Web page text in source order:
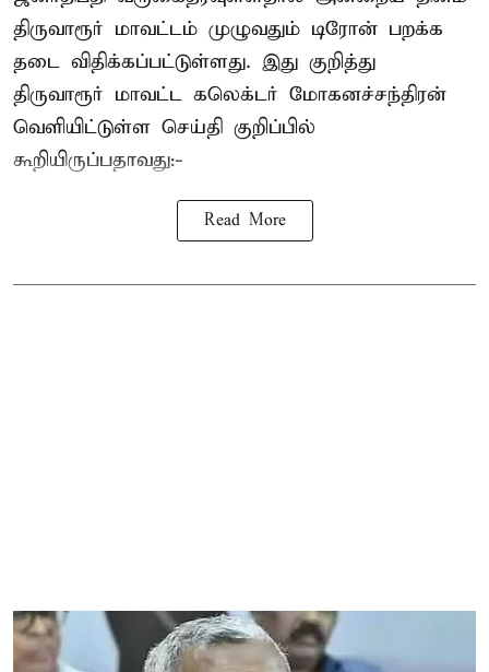
திருவாரூர் மாவட்டம் முழுவதும் டிரோன் பறக்க
தடை விதிக்கப்பட்டுள்ளது. இது குறித்து
திருவாரூர் மாவட்ட கலெக்டர் மோகனச்சந்திரன்
வெளியிட்டுள்ள செய்தி குறிப்பில்
கூறியிருப்பதாவது:-
Read More